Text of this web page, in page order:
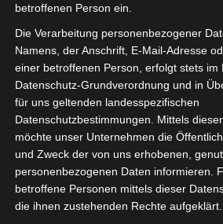
betroffenen Person ein.
Die Verarbeitung personenbezogener
Namens, der Anschrift, E-Mail-Adresse
einer betroffenen Person, erfolgt stets im
Datenschutz-Grundverordnung und in
für uns geltenden landesspezifischen
Datenschutzbestimmungen. Mittels
möchte unser Unternehmen die
und Zweck der von uns erhobenen,
personenbezogenen Daten informieren.
betroffene Personen mittels dieser
die ihnen zustehenden Rechte aufgeklärt.